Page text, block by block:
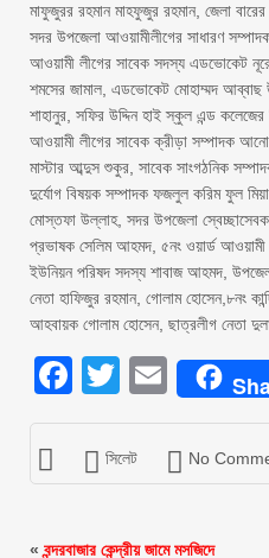
মাফুজুরর রহমান মাহফুজুর রহমান, জেলা
সদর উপজেলা আওয়ামীলীগের সাধারণ
আওয়ামী লীগের সাবেক সদস্য এডভোকেট
শমসের জামাল, এডভোকেট মোহাম্মদ আব্বাছ
শাহানুর, সফির উদ্দিন হাই স্কুল এন্ড
আওয়ামী লীগের সাবেক ক্রীড়া সম্পাদক
মাস্টার আব্দুস শুকুর, সাবেক সাংগঠনিক
দুর্যোগ বিষয়ক সম্পাদক ফজলুল করিম ফুল
মোস্তফা উল্লাহ, সদর উপজেলা
প্রভাষক সেলিম আহমদ, ৫নং ওয়ার্ড আওয়ামী
ইউনিয়ন পরিষদ সদস্য শাবাজ আহমদ,
নেতা হাফিজুর রহমান, গোলাম হোসেন,৮নং
আহবায়ক গোলাম হোসেন, ছাত্রলীগ নেতা
Facebook
Twitter
Email
সিলেট No
«বন্দরবাজার কেন্দ্রীয় জামে মসজিদে